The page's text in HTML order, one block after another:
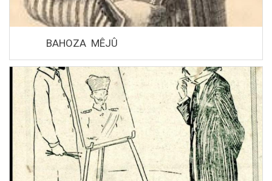
BAHOZA MÊJÛ